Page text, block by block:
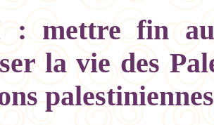
:mettre fin au
la vie des